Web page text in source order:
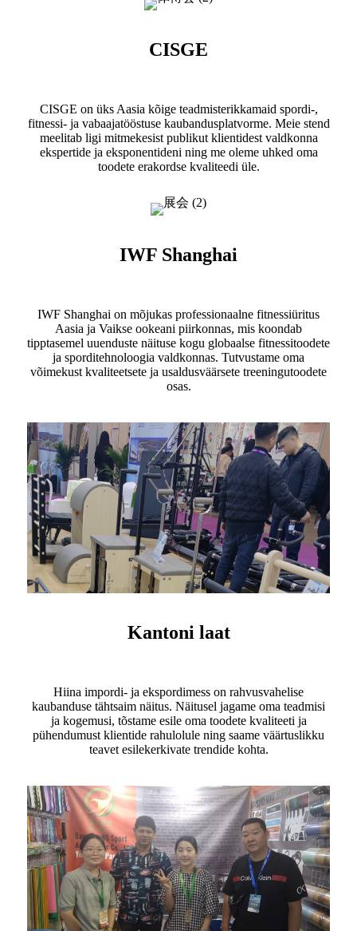
CISGE
CISGE on üks Aasia kõige teadmisterikkamaid spordi-,
fitnessi- ja vabaajatööstuse kaubandusplatvorme. Meie stend
meelitab ligi mitmekesist publikut klientidest valdkonna
ekspertide ja eksponentideni ning me oleme uhked oma
toodete erakordse kvaliteedi üle.
IWF Shanghai
IWF Shanghai on mõjukas professionaalne fitnessiüritus
Aasia ja Vaikse ookeani piirkonnas, mis koondab
tipptasemel uuenduste näituse kogu globaalse fitnessitoodete
ja sporditehnoloogia valdkonnas. Tutvustame oma
võimekust kvaliteetsete ja usaldusväärsete treeningutoodete
osas.
Kantoni laat
Hiina impordi- ja ekspordimess on rahvusvahelise
kaubanduse tähtsaim näitus. Näitusel jagame oma teadmisi
ja kogemusi, tõstame esile oma toodete kvaliteeti ja
pühendumust klientide rahulolule ning saame väärtuslikku
teavet esilekerkivate trendide kohta.